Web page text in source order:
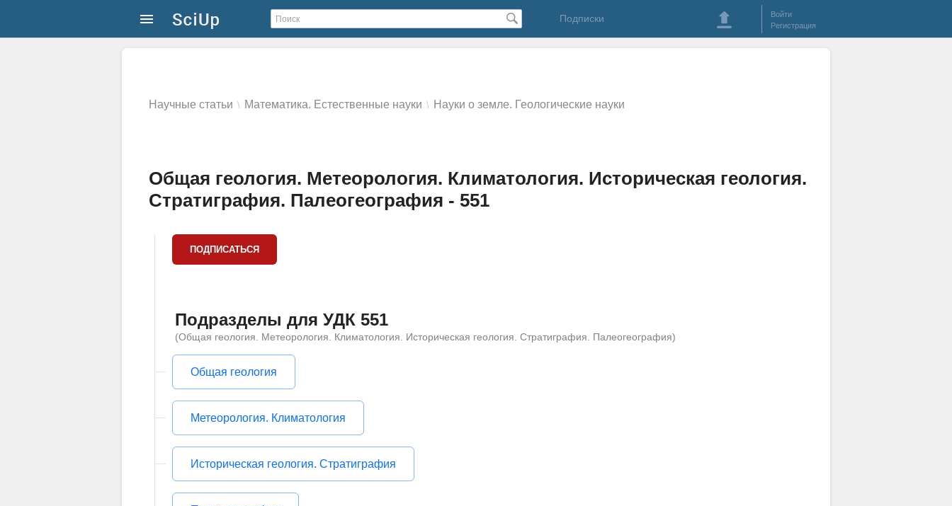
Подписки
Войти
Регистрация
Научные статьи \ Математика. Естественные науки \ Науки о земле. Геологические науки
Общая геология. Метеорология. Климатология. Историческая геология.
Стратиграфия. Палеогеография - 551
Подразделы для УДК 551
(Общая геология. Метеорология. Климатология. Историческая геология. Стратиграфия. Палеогеография)
Общая геология
Метеорология. Климатология
Историческая геология. Стратиграфия